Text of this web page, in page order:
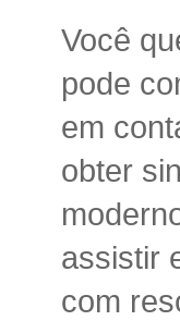
Você
pode
em
obter
assistir
com